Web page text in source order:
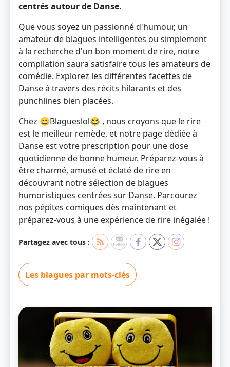
centrés autour de Danse.
Que vous soyez un passionné d'humour, un
amateur de blagues intelligentes ou simplement
à la recherche d'un bon moment de rire, notre
compilation saura satisfaire tous les amateurs de
comédie. Explorez les différentes facettes de
Danse à travers des récits hilarants et des
punchlines bien placées.
Chez 😄Blagueslol😂 , nous croyons que le rire
est le meilleur remède, et notre page dédiée à
Danse est votre prescription pour une dose
quotidienne de bonne humeur. Préparez-vous à
être charmé, amusé et éclaté de rire en
découvrant notre sélection de blagues
humoristiques centrées sur Danse. Parcourez
nos pépites comiques dès maintenant et
préparez-vous à une expérience de rire inégalée !
Partagez avec tous :
Les blagues par mots-clés